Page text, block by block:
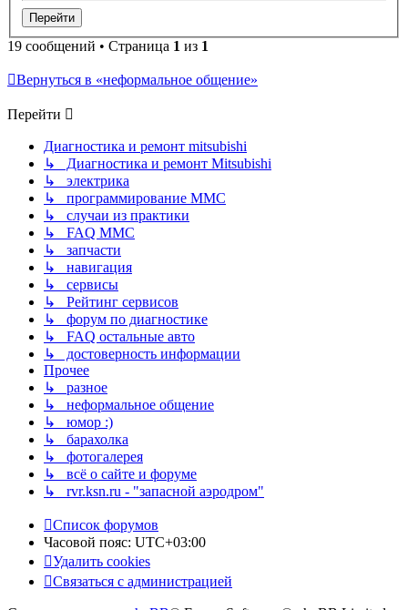
19 сообщений • Страница 1 из 1
Вернуться в «неформальное общение»
Перейти
Диагностика и ремонт mitsubishi
↳ Диагностика и ремонт Mitsubishi
↳ электрика
↳ программирование MMC
↳ случаи из практики
↳ FAQ MMC
↳ запчасти
↳ навигация
↳ сервисы
↳ Рейтинг сервисов
↳ форум по диагностике
↳ FAQ остальные авто
↳ достоверность информации
Прочее
↳ разное
↳ неформальное общение
↳ юмор :)
↳ барахолка
↳ фотогалерея
↳ всё о сайте и форуме
↳ rvr.ksn.ru - "запасной аэродром"
Список форумов
Часовой пояс: UTC+03:00
Удалить cookies
Связаться с администрацией